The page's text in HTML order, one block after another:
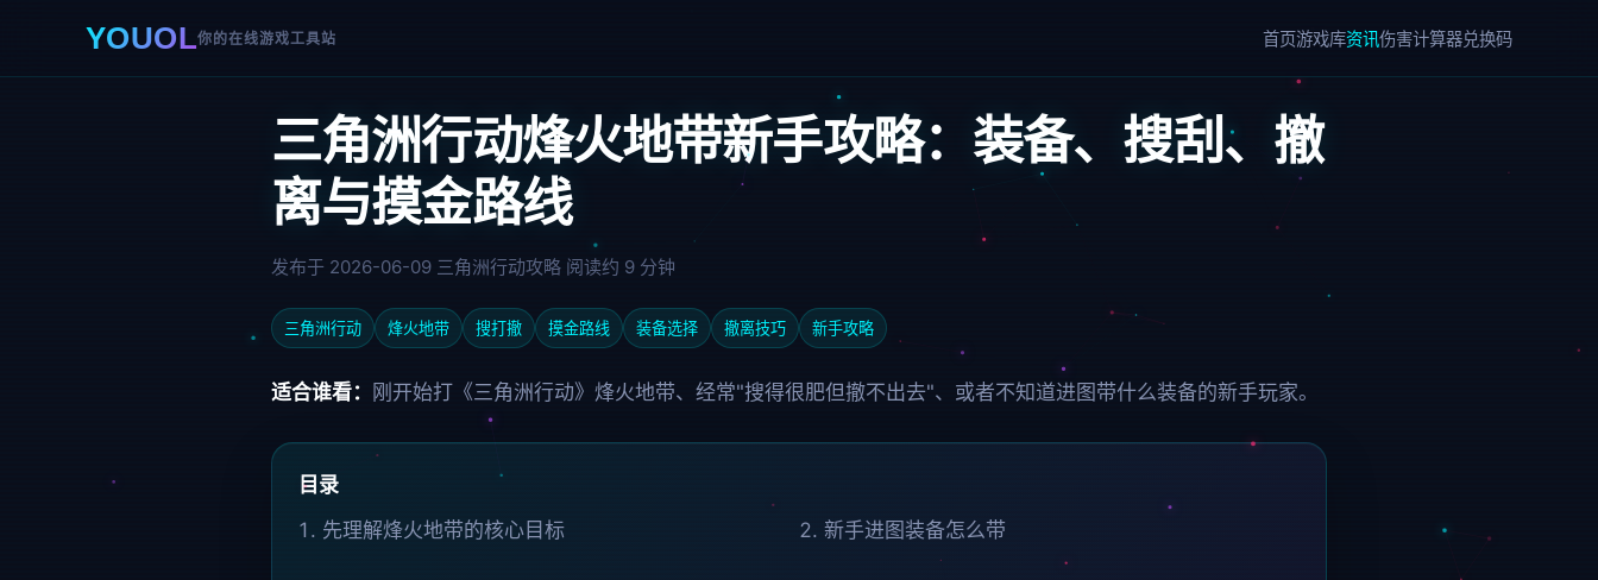
YOUOL你的在线游戏工具站 首页游戏库资讯伤害计算器兑换码
三角洲行动烽火地带新手攻略：装备、搜刮、撤
离与摸金路线
发布于 2026-06-09 三角洲行动攻略 阅读约 9 分钟
三角洲行动 烽火地带 搜打撤 摸金路线 装备选择 撤离技巧 新手攻略
适合谁看： 刚开始打《三角洲行动》烽火地带、经常"搜得很肥但撤不出去"、或者不知道进图带什么装备的新手玩家。
目录
先理解烽火地带的核心目标
新手进图装备怎么带